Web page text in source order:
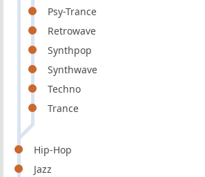
Psy-Trance
Retrowave
Synthpop
Synthwave
Techno
Trance
Hip-Hop
Jazz